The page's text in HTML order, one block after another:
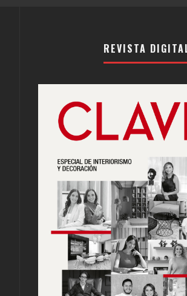
REVISTA